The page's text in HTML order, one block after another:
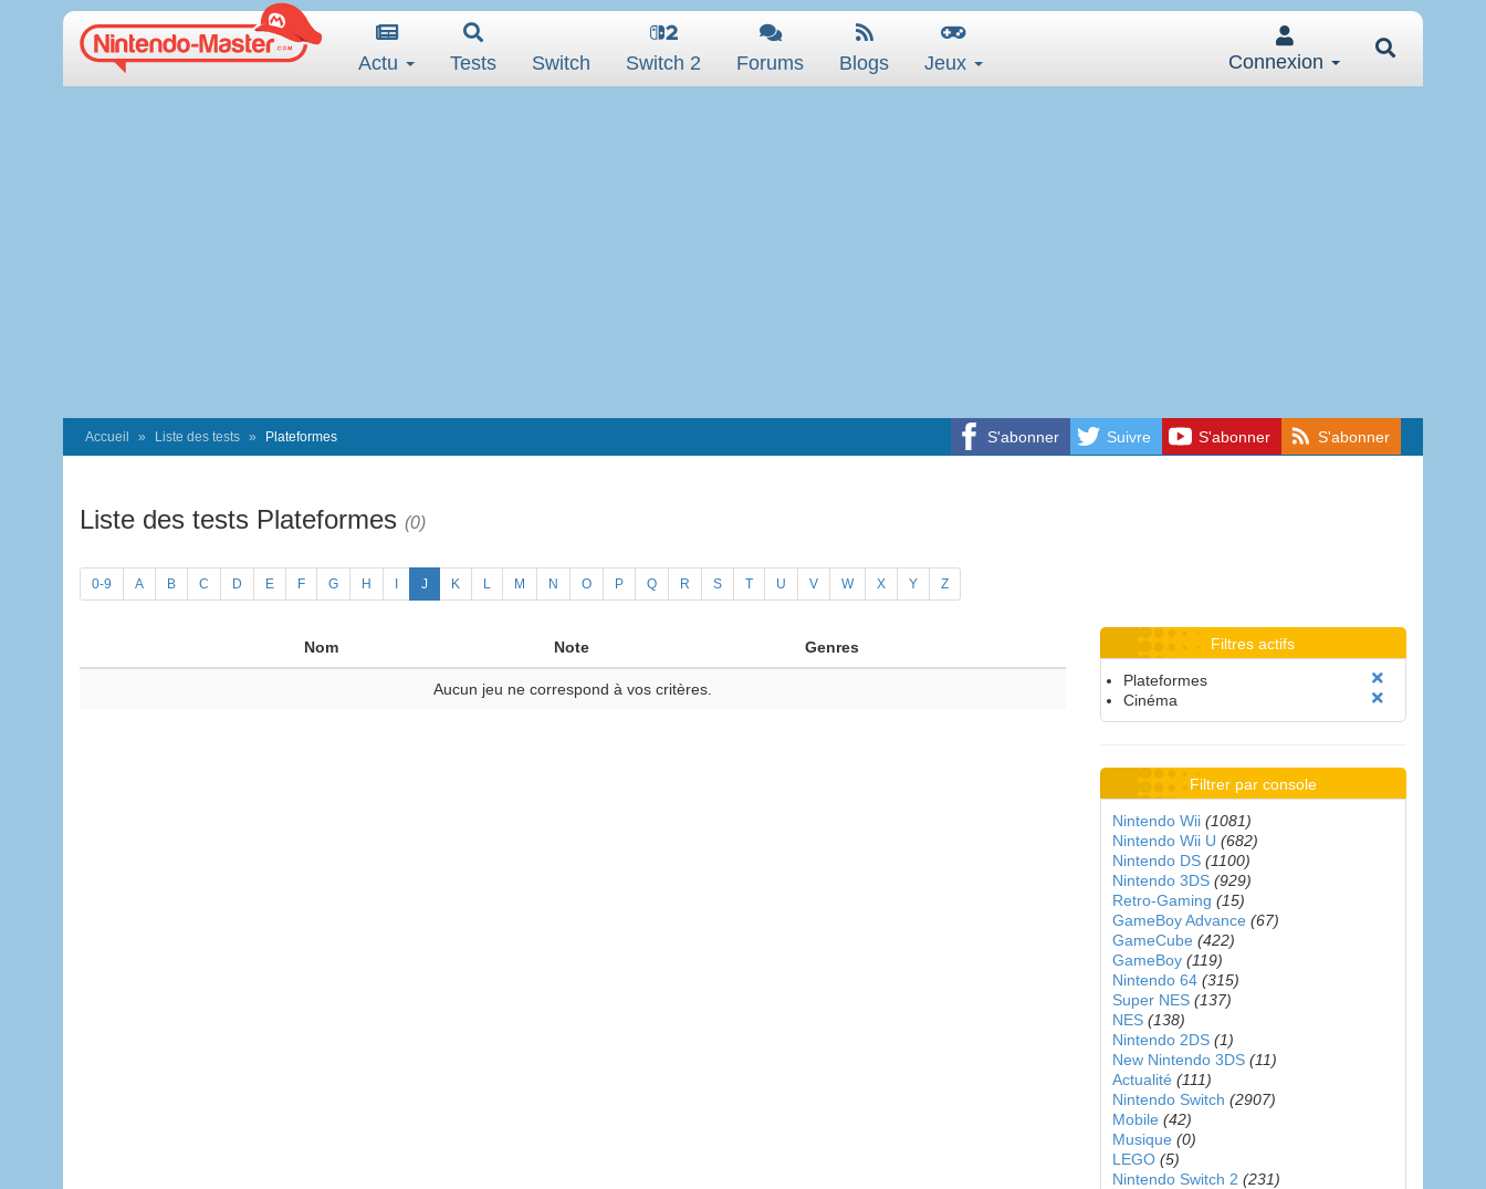
Actu Tests Switch Switch 2 Forums Blogs Jeux Connexion
S'abonner Suivre S'abonner S'abonner
Accueil Liste des tests Plateformes
Liste des tests Plateformes (0)
0-9 A B C D E F G H J K L M N O P Q R S T U V W X Y Z
Nom Note Genres
Aucun jeu ne correspond à vos critères.
Filtres actifs
Plateformes
Cinéma
Filtrer par console
Nintendo Wii (1081)
Nintendo Wii U (682)
Nintendo DS (1100)
Nintendo 3DS (929)
Retro-Gaming (15)
GameBoy Advance (67)
GameCube (422)
GameBoy (119)
Nintendo 64 (315)
Super NES (137)
NES (138)
Nintendo 2DS (1)
New Nintendo 3DS (11)
Actualité (111)
Nintendo Switch (2907)
Mobile (42)
Musique (0)
LEGO (5)
Nintendo Switch 2 (231)